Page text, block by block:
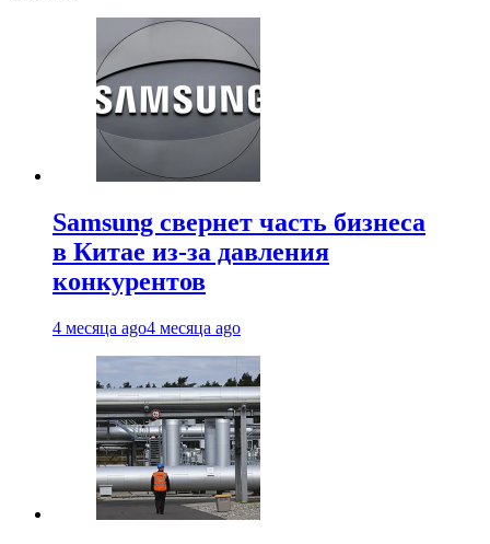
Samsung свернет часть бизнеса
в Китае из-за давления
конкурентов
4 месяца ago4 месяца ago